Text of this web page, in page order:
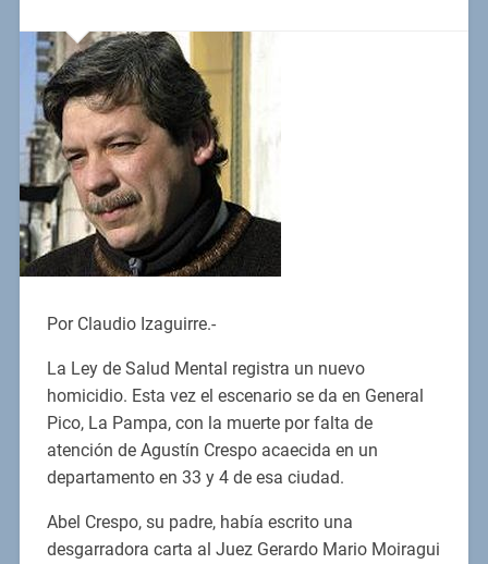
Por Claudio Izaguirre.-
La Ley de Salud Mental registra un nuevo
homicidio. Esta vez el escenario se da en General
Pico, La Pampa, con la muerte por falta de
atención de Agustín Crespo acaecida en un
departamento en 33 y 4 de esa ciudad.
Abel Crespo, su padre, había escrito una
desgarradora carta al Juez Gerardo Mario Moiragui